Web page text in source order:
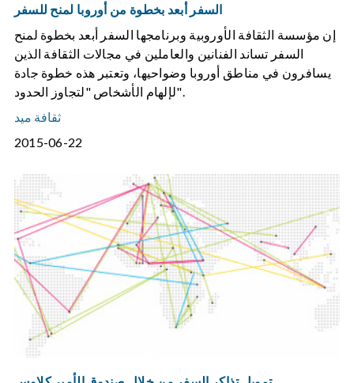
السفر أبعد بخطوة من أوروبا لمنح للسفر
إن مؤسسة الثقافة الأوروبية وبرنامجها السفر أبعد بخطوة لمنح
السفر تساند الفنانين والعاملين في مجالات الثقافة الذين
يسافرون في مناطق أوروبا وضواحيها، وتعتبر هذه خطوة جادة
لإلهام الأشخاص "لتجاوز الحدود".
ثقافة ميد
2015-06-22